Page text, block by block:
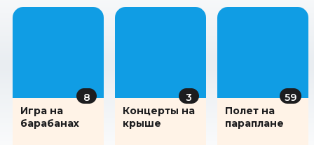
развлечение. Вы не только не пожалеете, но
и откроете для себя новый интересный вид
8
Игра на
барабанах
3
Концерты на
крыше
59
Полет на
параплане